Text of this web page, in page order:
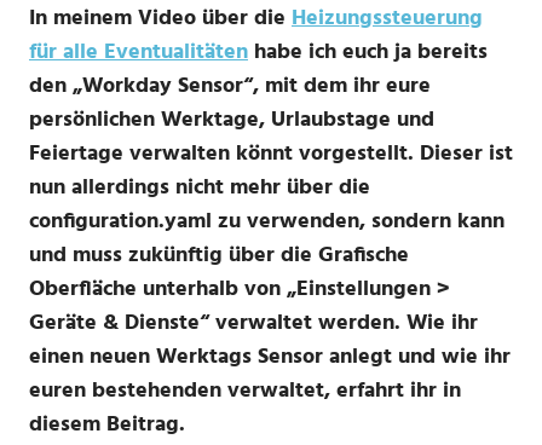
In meinem Video über die Heizungssteuerung
für alle Eventualitäten habe ich euch ja bereits
den „Workday Sensor“, mit dem ihr eure
persönlichen Werktage, Urlaubstage und
Feiertage verwalten könnt vorgestellt. Dieser ist
nun allerdings nicht mehr über die
configuration.yaml zu verwenden, sondern kann
und muss zukünftig über die Grafische
Oberfläche unterhalb von „Einstellungen >
Geräte & Dienste“ verwaltet werden. Wie ihr
einen neuen Werktags Sensor anlegt und wie ihr
euren bestehenden verwaltet, erfahrt ihr in
diesem Beitrag.